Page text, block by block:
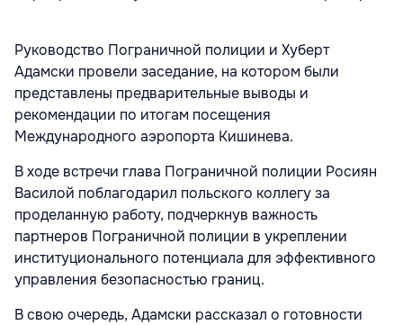
Руководство Пограничной полиции и Хуберт
Адамски провели заседание, на котором были
представлены предварительные выводы и
рекомендации по итогам посещения
Международного аэропорта Кишинева.
В ходе встречи глава Пограничной полиции Росиян
Василой поблагодарил польского коллегу за
проделанную работу, подчеркнув важность
партнеров Пограничной полиции в укреплении
институционального потенциала для эффективного
управления безопасностью границ.
В свою очередь, Адамски рассказал о готовности